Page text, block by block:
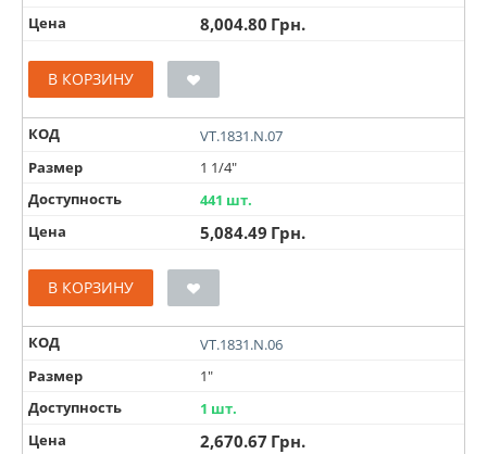
Цена
8,004.80 Грн.
В КОРЗИНУ
КОД
VT.1831.N.07
Размер
1 1/4"
Доступность
441 шт.
Цена
5,084.49 Грн.
В КОРЗИНУ
КОД
VT.1831.N.06
Размер
1"
Доступность
1 шт.
Цена
2,670.67 Грн.